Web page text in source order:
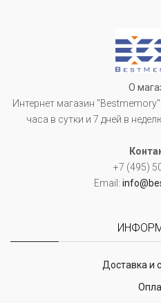
О
Интернет магазин
часа в сутки и 7 дней в
+7 (495)
Email:
Доставка и